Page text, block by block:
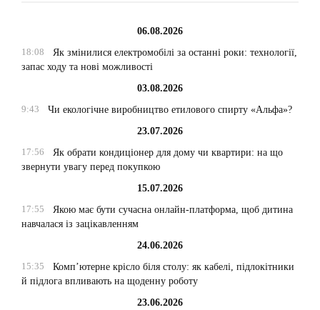
06.08.2026
18:08
Як змінилися електромобілі за останні роки: технології,
запас ходу та нові можливості
03.08.2026
9:43
Чи екологічне виробництво етилового спирту «Альфа»?
23.07.2026
17:56
Як обрати кондиціонер для дому чи квартири: на що
звернути увагу перед покупкою
15.07.2026
17:55
Якою має бути сучасна онлайн-платформа, щоб дитина
навчалася із зацікавленням
24.06.2026
15:35
Комп’ютерне крісло біля столу: як кабелі, підлокітники
й підлога впливають на щоденну роботу
23.06.2026